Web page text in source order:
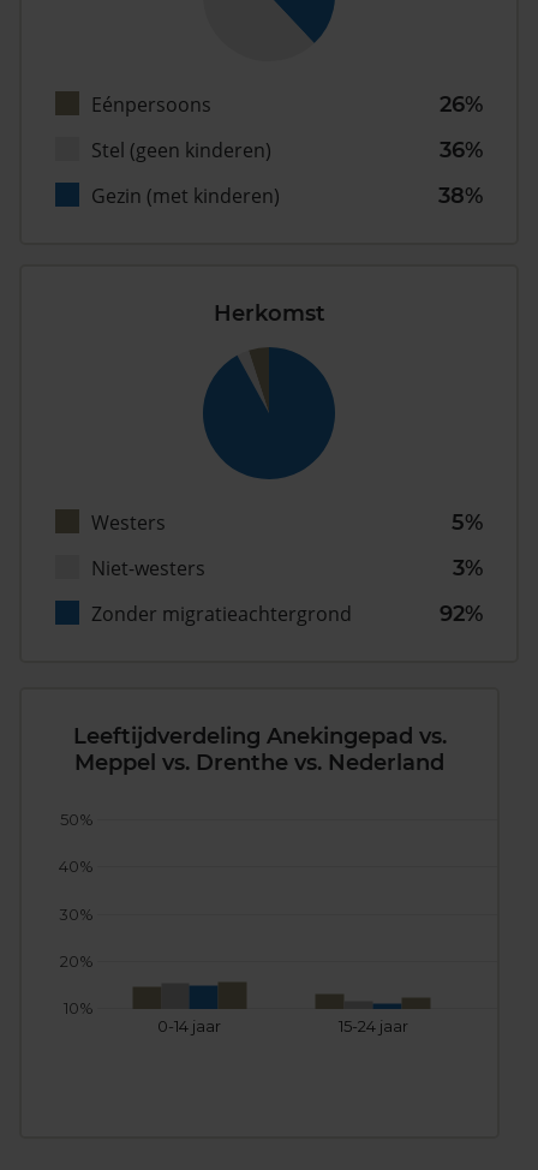
Eénpersoons
26%
Stel (geen kinderen)
36%
Gezin (met kinderen)
38%
Herkomst
Westers
5%
Niet-westers
3%
Zonder migratieachtergrond
92%
Leeftijdverdeling Anekingepad vs.
Meppel vs. Drenthe vs. Nederland
0-14 jaar 15-24 jaar
10%
20%
30%
40%
50%